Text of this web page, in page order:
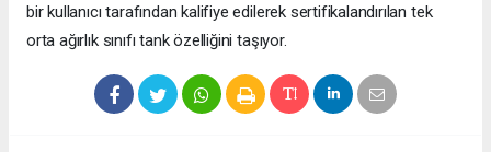
bir kullanıcı tarafından kalifiye edilerek sertifikalandırılan tek
orta ağırlık sınıfı tank özelliğini taşıyor.